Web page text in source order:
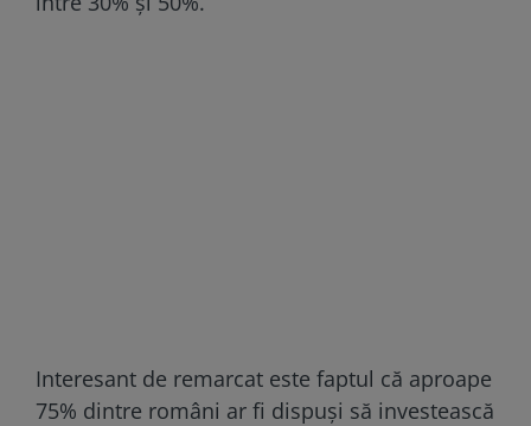
Interesant de remarcat este faptul că aproape
75% dintre români ar fi dispuși să investească